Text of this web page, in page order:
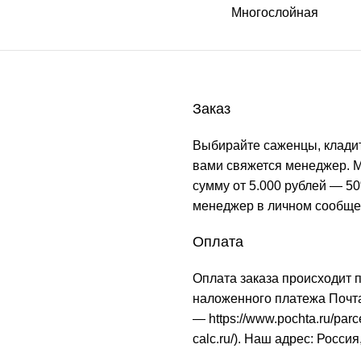
Многослойная
Заказ
Выбирайте саженцы,
вами свяжется менеджер.
сумму от 5.000 рублей —
менеджер в личном
Оплата
Оплата заказа происходит
наложенного платежа
— https://www.pochta.ru/
calc.ru/). Наш адрес: